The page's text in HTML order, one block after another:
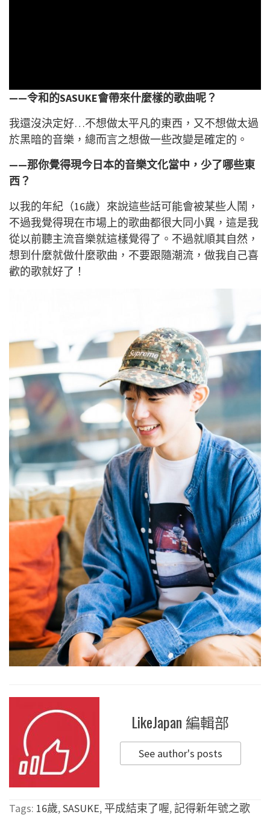
——令和的SASUKE會帶來什麼樣的歌曲呢？
我還沒決定好…不想做太平凡的東西，又不想做太過
於黑暗的音樂，總而言之想做一些改變是確定的。
——那你覺得現今日本的音樂文化當中，少了哪些東
西？
以我的年紀（16歲）來說這些話可能會被某些人鬧，
不過我覺得現在市場上的歌曲都很大同小異，這是我
從以前聽主流音樂就這樣覺得了。不過就順其自然，
想到什麼就做什麼歌曲，不要跟隨潮流，做我自己喜
歡的歌就好了！
LikeJapan 編輯部
See author's posts
Tags: 16歲,SASUKE, 平成結束了喔,記得新年號之歌